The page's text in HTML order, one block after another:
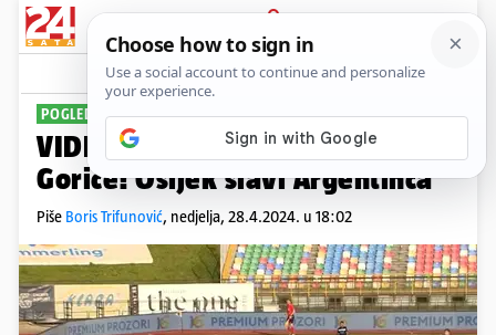
PRIJAVA
Sport Komentari
POGLEDAJTE HAT-TRICK
VIDEO Majstorije Miereza kod
Gorice! Osijek slavi Argentinca
Piše Boris Trifunović, nedjelja, 28.4.2024. u 18:02